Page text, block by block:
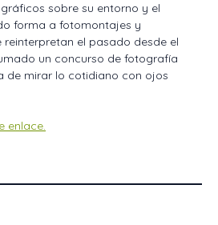
sobre su entorno y el
forma a fotomontajes y
reinterpretan el pasado desde el
un concurso de fotografía
de mirar lo cotidiano con ojos
enlace.